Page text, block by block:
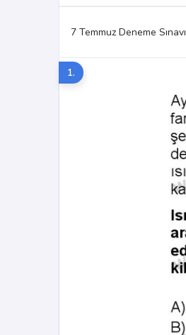
7 Temmuz Deneme Sınavı
1.